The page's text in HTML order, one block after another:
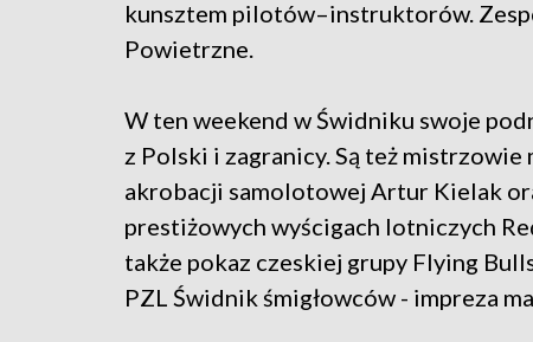
kunsztem pilotów–instruktorów.
Powietrzne.
W ten weekend w Świdniku swoje
z Polski i zagranicy. Są też
akrobacji samolotowej Artur Kielak
prestiżowych wyścigach lotniczych
także pokaz czeskiej grupy Flying
PZL Świdnik śmigłowców - impreza